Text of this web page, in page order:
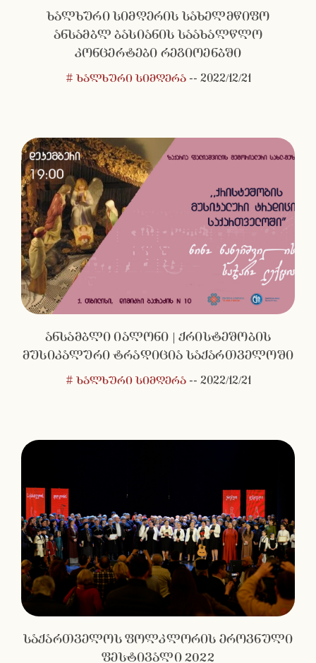
ხალხური სიმღერის სახელმწიფო
ანსამბლ ბასიანის საახალწლო
კონცერტები რეგიოენბში
# ხალხური სიმღერა -- 2022/12/21
ანსამბლი იალონი | ქრისტეშობის
მუსიკალური ტრადიცია საქართველოში
# ხალხური სიმღერა -- 2022/12/21
საქართველოს ფოლკლორის ეროვნული
ფესტივალი 2022